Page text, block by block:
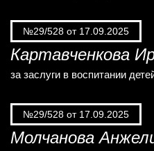
№29/528 от 17.09.2025
Картавченкова
за заслуги в воспитании
№29/528 от 17.09.2025
Молчанова